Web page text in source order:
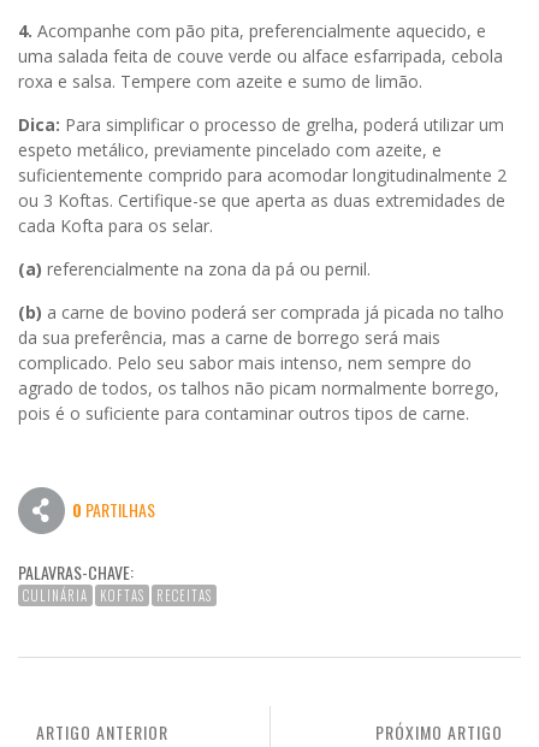
4. Acompanhe com pão pita, preferencialmente aquecido, e
uma salada feita de couve verde ou alface esfarripada, cebola
roxa e salsa. Tempere com azeite e sumo de limão.
Dica: Para simplificar o processo de grelha, poderá utilizar um
espeto metálico, previamente pincelado com azeite, e
suficientemente comprido para acomodar longitudinalmente 2
ou 3 Koftas. Certifique-se que aperta as duas extremidades de
cada Kofta para os selar.
(a) referencialmente na zona da pá ou pernil.
(b) a carne de bovino poderá ser comprada já picada no talho
da sua preferência, mas a carne de borrego será mais
complicado. Pelo seu sabor mais intenso, nem sempre do
agrado de todos, os talhos não picam normalmente borrego,
pois é o suficiente para contaminar outros tipos de carne.
0 PARTILHAS
PALAVRAS-CHAVE:
CULINÁRIA KOFTAS RECEITAS
PRÓXIMO ARTIGO
ARTIGO ANTERIOR